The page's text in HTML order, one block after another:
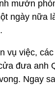
mướn
ngày nữa
vụ việc,
đưa anh
Ngay